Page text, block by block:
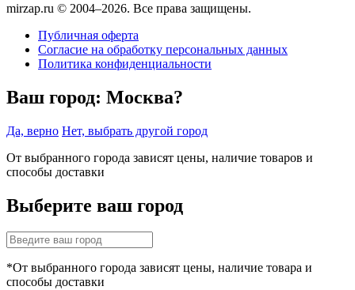
mirzap.ru © 2004–2026. Все права защищены.
Публичная оферта
Согласие на обработку персональных данных
Политика конфиденциальности
Ваш город: Москва?
Да, верно Нет, выбрать другой город
От выбранного города зависят цены, наличие товаров и
способы доставки
Выберите ваш город
*От выбранного города зависят цены, наличие товара и
способы доставки